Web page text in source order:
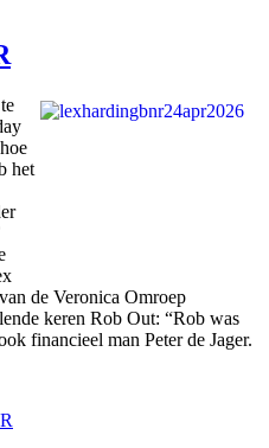
het
de Veronica Omroep
keren Rob Out: “Rob was
financieel man Peter de Jager.